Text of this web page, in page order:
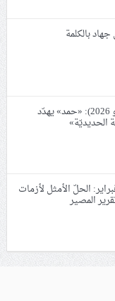
بالكلمة
حدث الأسبوع (السبت – 20 يونيو 2026): «حمد» يهدّد
الحديديّة»
مجلس شورى ائتلاف 14 فبراير: الحلّ الأمثل لأزمات
المصير